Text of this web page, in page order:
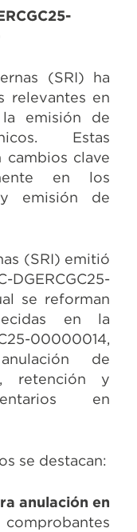
(SRI) ha
relevantes en
emisión de
Estas
cambios clave
en los
emisión de
(SRI) emitió
se reforman
en la
00000014,
de
retención y
en
se destacan:
anulación en